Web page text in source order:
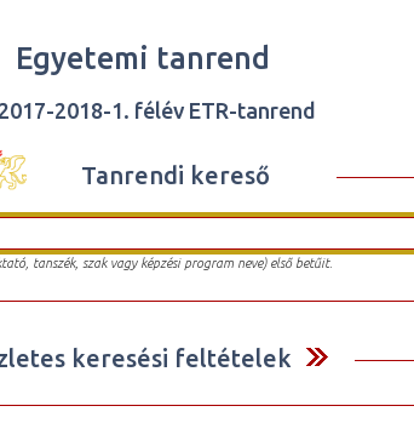
Egyetemi tanrend
2017-2018-1. félév ETR-tanrend
Tanrendi kereső
tanszék, szak vagy képzési program neve) első betűit.
keresési feltételek